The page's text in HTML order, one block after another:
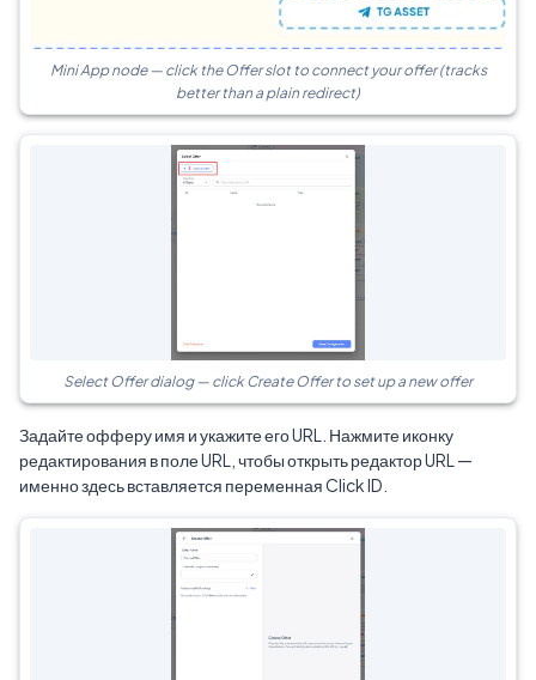
Mini App node — click the Offer slot to connect your offer (tracks
better than a plain redirect)
Select Offer dialog — click Create Offer to set up a new offer
Задайте офферу имя и укажите его URL. Нажмите иконку
редактирования в поле URL, чтобы открыть редактор URL —
именно здесь вставляется переменная Click ID.